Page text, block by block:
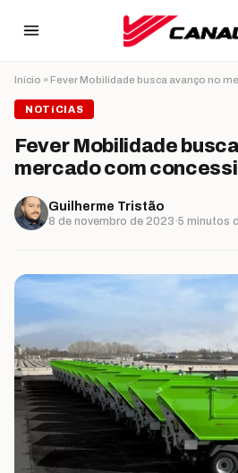
Início » Fever Mobilidade busca avanço no
NOTíCIAS
Fever Mobilidade
mercado com
Guilherme Tristão
8 de novembro de 2023·5 minutos